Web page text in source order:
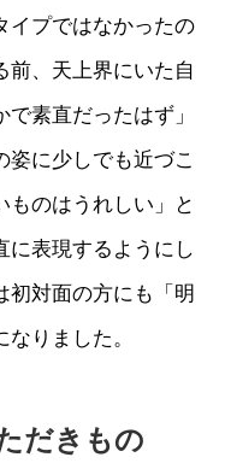
イプではなかったの
前、天上界にいた自
素直だったはず」
姿に少しでも近づこ
ものはうれしい」と
に表現するようにし
初対面の方にも「明
りました。
だきもの